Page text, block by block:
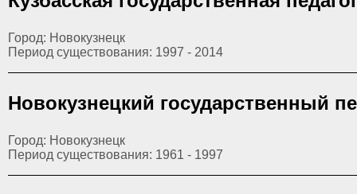
Город: Новокузнецк
Период существования: 1997 - 2014
Новокузнецкий государственный
Город: Новокузнецк
Период существования: 1961 - 1997